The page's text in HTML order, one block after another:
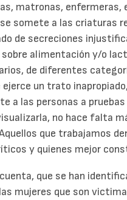
matronas, enfermeras,
somete a las criaturas
de secreciones
alimentación y/o
de diferentes
ejerce un trato
a las personas a
no hace falta
que trabajamos
y quienes mejor
que se han
mujeres que son